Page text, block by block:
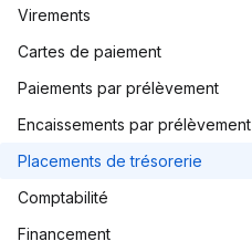
Virements
Cartes de paiement
Paiements par prélèvement
Encaissements par prélèvement
Placements de trésorerie
Comptabilité
Financement